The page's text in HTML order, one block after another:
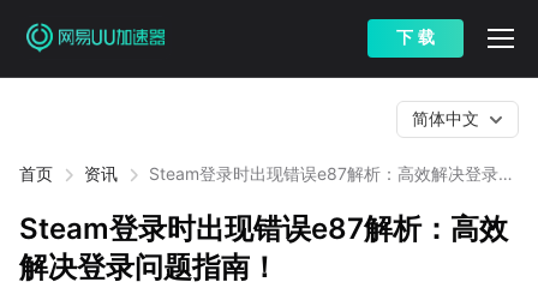
下 载
首页 资讯
Steam登录时出现错误e87解析：高效解决登录问
简体中文
Steam登录时出现错误e87解析：高效
解决登录问题指南！